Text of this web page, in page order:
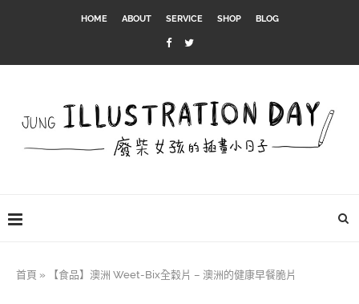
HOME ABOUT SERVICE SHOP BLOG
首頁 » 【食品】澳洲 Weet-Bix全穀片 – 澳洲的健康早餐脆片